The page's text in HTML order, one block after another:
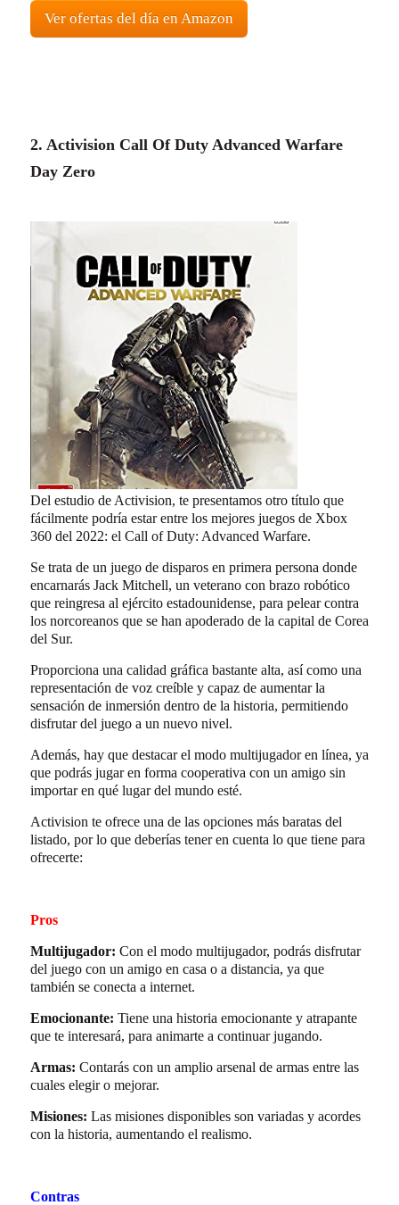
Ver ofertas del día en Amazon
2. Activision Call Of Duty Advanced Warfare
Day Zero
Del estudio de Activision, te presentamos otro título que
fácilmente podría estar entre los mejores juegos de Xbox
360 del 2022: el Call of Duty: Advanced Warfare.
Se trata de un juego de disparos en primera persona donde
encarnarás Jack Mitchell, un veterano con brazo robótico
que reingresa al ejército estadounidense, para pelear contra
los norcoreanos que se han apoderado de la capital de Corea
del Sur.
Proporciona una calidad gráfica bastante alta, así como una
representación de voz creíble y capaz de aumentar la
sensación de inmersión dentro de la historia, permitiendo
disfrutar del juego a un nuevo nivel.
Además, hay que destacar el modo multijugador en línea, ya
que podrás jugar en forma cooperativa con un amigo sin
importar en qué lugar del mundo esté.
Activision te ofrece una de las opciones más baratas del
listado, por lo que deberías tener en cuenta lo que tiene para
ofrecerte:
Pros
Multijugador: Con el modo multijugador, podrás disfrutar
del juego con un amigo en casa o a distancia, ya que
también se conecta a internet.
Emocionante: Tiene una historia emocionante y atrapante
que te interesará, para animarte a continuar jugando.
Armas: Contarás con un amplio arsenal de armas entre las
cuales elegir o mejorar.
Misiones: Las misiones disponibles son variadas y acordes
con la historia, aumentando el realismo.
Contras